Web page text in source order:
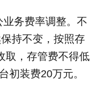
务费率调整。不
持不变，按照存
取，存管费不得低
初装费20万元。